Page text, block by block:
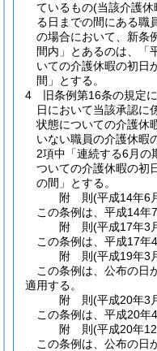
ているもの(当該介護休
る日までの間にある職
の場合において、新条
間内」とあるのは、「
いての介護休暇の初日
間」とする。
4
旧条例第16条の規定
日において当該承認に
状態についての介護休
いない職員の介護休暇
2項中「連続する6月の
ついての介護休暇の初
の間」とする。
附 則(平成14年6
この条例は、平成14年
附 則(平成17年3
この条例は、平成17年
附 則(平成19年3
この条例は、公布の日
適用する。
附 則(平成20年3
この条例は、平成20年
附 則(平成20年
この条例は、公布の日